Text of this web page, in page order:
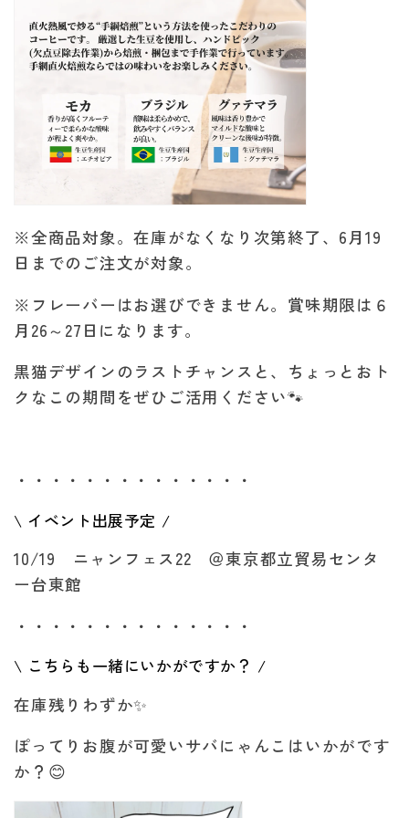
※全商品対象。在庫がなくなり次第終了、6月19
日までのご注文が対象。
※フレーバーはお選びできません。賞味期限は６
月26～27日になります。
黒猫デザインのラストチャンスと、ちょっとおト
クなこの期間をぜひご活用ください🐾
・・・・・・・・・・・・・・
\ イベント出展予定 /
10/19 ニャンフェス22 ＠東京都立貿易センタ
ー台東館
・・・・・・・・・・・・・・
\ こちらも一緒にいかがですか？ /
在庫残りわずか✨
ぽってりお腹が可愛いサバにゃんこはいかがです
か？😊